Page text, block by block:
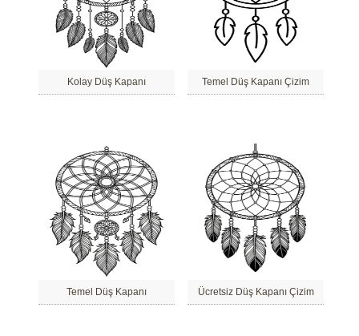
Kolay Düş Kapanı Temel Düş Kapanı Çizim
Temel Düş Kapanı Ücretsiz Düş Kapanı Çizim